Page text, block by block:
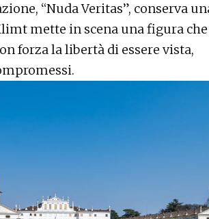
“Nuda Veritas”, conserva
mette in scena una figura
forza la libertà di essere vista,